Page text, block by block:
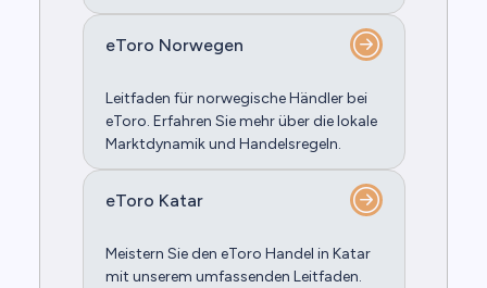
eToro Norwegen
Leitfaden für norwegische Händler bei
eToro. Erfahren Sie mehr über die lokale
Marktdynamik und Handelsregeln.
eToro Katar
Meistern Sie den eToro Handel in Katar
mit unserem umfassenden Leitfaden.